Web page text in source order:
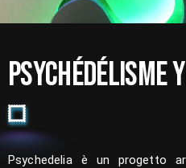
PSYCHÉDÉLISME
Psychedelia è un progetto